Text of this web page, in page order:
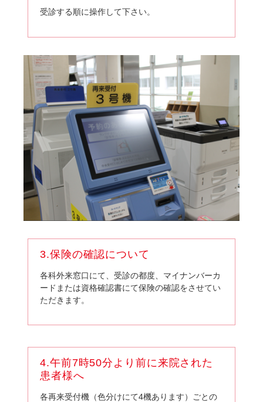
受診する順に操作して下さい。
3.保険の確認について
各科外来窓口にて、受診の都度、マイナンバーカ
ードまたは資格確認書にて保険の確認をさせてい
ただきます。
4.午前7時50分より前に来院された
患者様へ
各再来受付機（色分けにて4機あります）ごとの